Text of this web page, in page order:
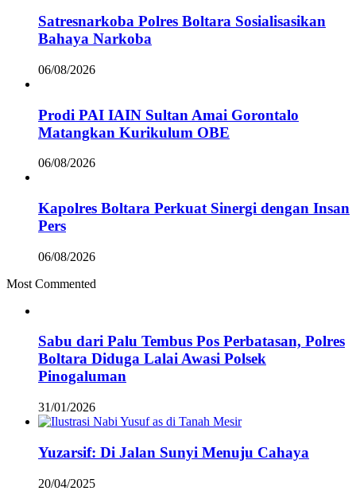
Satresnarkoba Polres Boltara Sosialisasikan
Bahaya Narkoba
06/08/2026
Prodi PAI IAIN Sultan Amai Gorontalo
Matangkan Kurikulum OBE
06/08/2026
Kapolres Boltara Perkuat Sinergi dengan Insan
Pers
06/08/2026
Most Commented
Sabu dari Palu Tembus Pos Perbatasan, Polres
Boltara Diduga Lalai Awasi Polsek
Pinogaluman
31/01/2026
Yuzarsif: Di Jalan Sunyi Menuju Cahaya
20/04/2025